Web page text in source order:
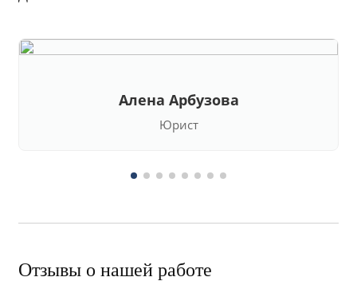
Алена Арбузова
Юрист
Отзывы о нашей работе